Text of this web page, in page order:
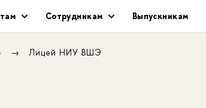
Сотрудникам Выпускникам
Лицей НИУ ВШЭ